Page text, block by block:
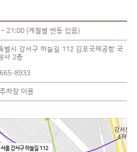
21:00 (계절별 변동 있음)
별시 강서구 하늘길 112 김포국제공항 국
사 2층
8933
차장 이용
서울 강서구 하늘길 112